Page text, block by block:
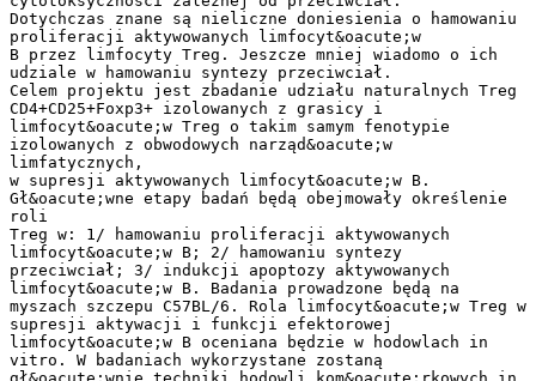
Dotychczas znane są nieliczne doniesienia o hamowaniu
proliferacji aktywowanych limfocyt&oacute;w
B przez limfocyty Treg. Jeszcze mniej wiadomo o ich
udziale w hamowaniu syntezy przeciwciał.
Celem projektu jest zbadanie udziału naturalnych Treg
CD4+CD25+Foxp3+ izolowanych z grasicy i
limfocyt&oacute;w Treg o takim samym fenotypie
izolowanych z obwodowych narząd&oacute;w
limfatycznych,
w supresji aktywowanych limfocyt&oacute;w B.
Gł&oacute;wne etapy badań będą obejmowały określenie
roli
Treg w: 1/ hamowaniu proliferacji aktywowanych
limfocyt&oacute;w B; 2/ hamowaniu syntezy
przeciwciał; 3/ indukcji apoptozy aktywowanych
limfocyt&oacute;w B. Badania prowadzone będą na
myszach szczepu C57BL/6. Rola limfocyt&oacute;w Treg w
supresji aktywacji i funkcji efektorowej
limfocyt&oacute;w B oceniana będzie w hodowlach in
vitro. W badaniach wykorzystane zostaną